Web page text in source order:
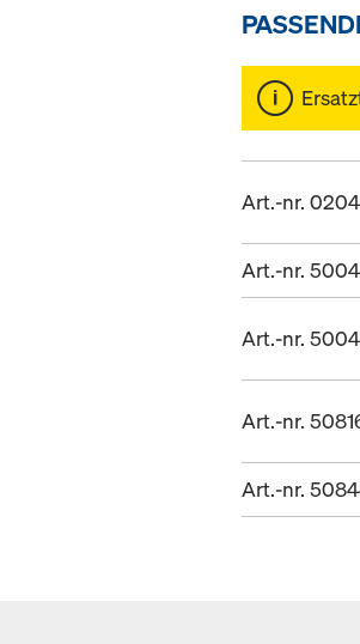
Art.-nr.
Art.-nr.
Art.-nr.
Art.-nr.
Art.-nr.